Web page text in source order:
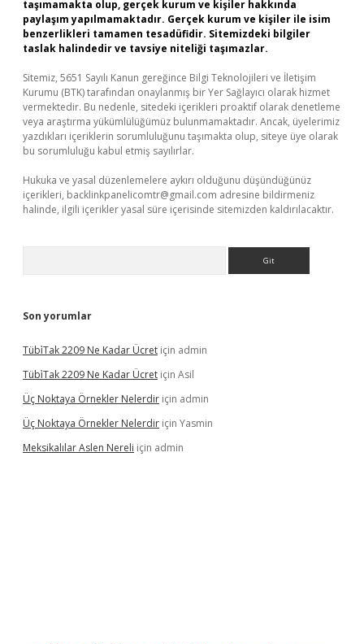
taşımamakta olup, gerçek kurum ve kişiler hakkında
paylaşım yapılmamaktadır. Gerçek kurum ve kişiler ile isim
benzerlikleri tamamen tesadüfidir. Sitemizdeki bilgiler
taslak halindedir ve tavsiye niteliği taşımazlar.
Sitemiz, 5651 Sayılı Kanun gereğince Bilgi Teknolojileri ve İletişim
Kurumu (BTK) tarafından onaylanmış bir Yer Sağlayıcı olarak hizmet
vermektedir. Bu nedenle, sitedeki içerikleri proaktif olarak denetleme
veya araştırma yükümlülüğümüz bulunmamaktadır. Ancak, üyelerimiz
yazdıkları içeriklerin sorumluluğunu taşımakta olup, siteye üye olarak
bu sorumluluğu kabul etmiş sayılırlar.
Hukuka ve yasal düzenlemelere aykırı olduğunu düşündüğünüz
içerikleri, backlinkpanelicomtr@gmail.com adresine bildirmeniz
halinde, ilgili içerikler yasal süre içerisinde sitemizden kaldırılacaktır.
Son yorumlar
Tübi̇Tak 2209 Ne Kadar Ücret için admin
Tübi̇Tak 2209 Ne Kadar Ücret için Asil
Üç Noktaya Örnekler Nelerdir için admin
Üç Noktaya Örnekler Nelerdir için Yasmin
Meksikalılar Aslen Nereli için admin